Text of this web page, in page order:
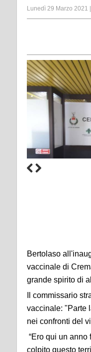
Lunedì 29 Marzo 2021
Bertolaso
vaccinale di
grande spirito di
Il commissario
vaccinale: "Parte
nei confronti del
“Ero qui un anno
colpito questo